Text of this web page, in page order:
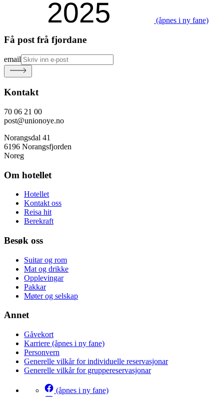
(åpnes i ny fane)
Få post frå fjordane
email
Kontakt
70 06 21 00
post@unionoye.no
Norangsdal 41
6196 Norangsfjorden
Noreg
Om hotellet
Hotellet
Kontakt oss
Reisa hit
Berekraft
Besøk oss
Suitar og rom
Mat og drikke
Opplevingar
Pakkar
Møter og selskap
Annet
Gåvekort
Karriere (åpnes i ny fane)
Personvern
Generelle vilkår for individuelle reservasjonar
Generelle vilkår for gruppereservasjonar
(åpnes i ny fane)